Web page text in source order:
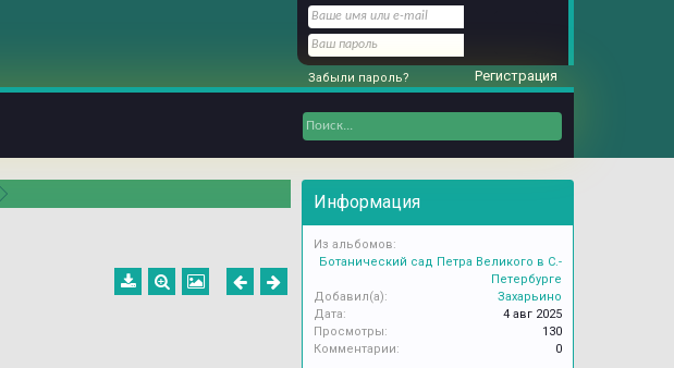
Информация
Из альбомов:
Ботанический сад Петра Великого в С.-
Петербурге
Добавил(а):
Захарьино
Дата:
4 авг 2025
Просмотры:
130
Комментарии:
0
Забыли пароль? Регистрация